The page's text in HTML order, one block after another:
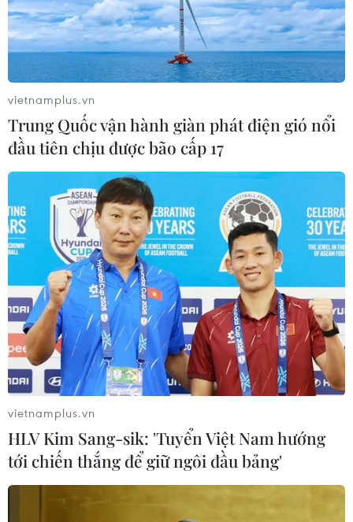
vietnamplus.vn
Trung Quốc vận hành giàn phát điện gió nổi
đầu tiên chịu được bão cấp 17
vietnamplus.vn
HLV Kim Sang-sik: 'Tuyển Việt Nam hướng
tới chiến thắng để giữ ngôi đầu bảng'